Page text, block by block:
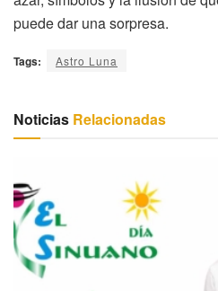
puede dar una sorpresa.
Tags: Astro Luna
Noticias Relacionadas